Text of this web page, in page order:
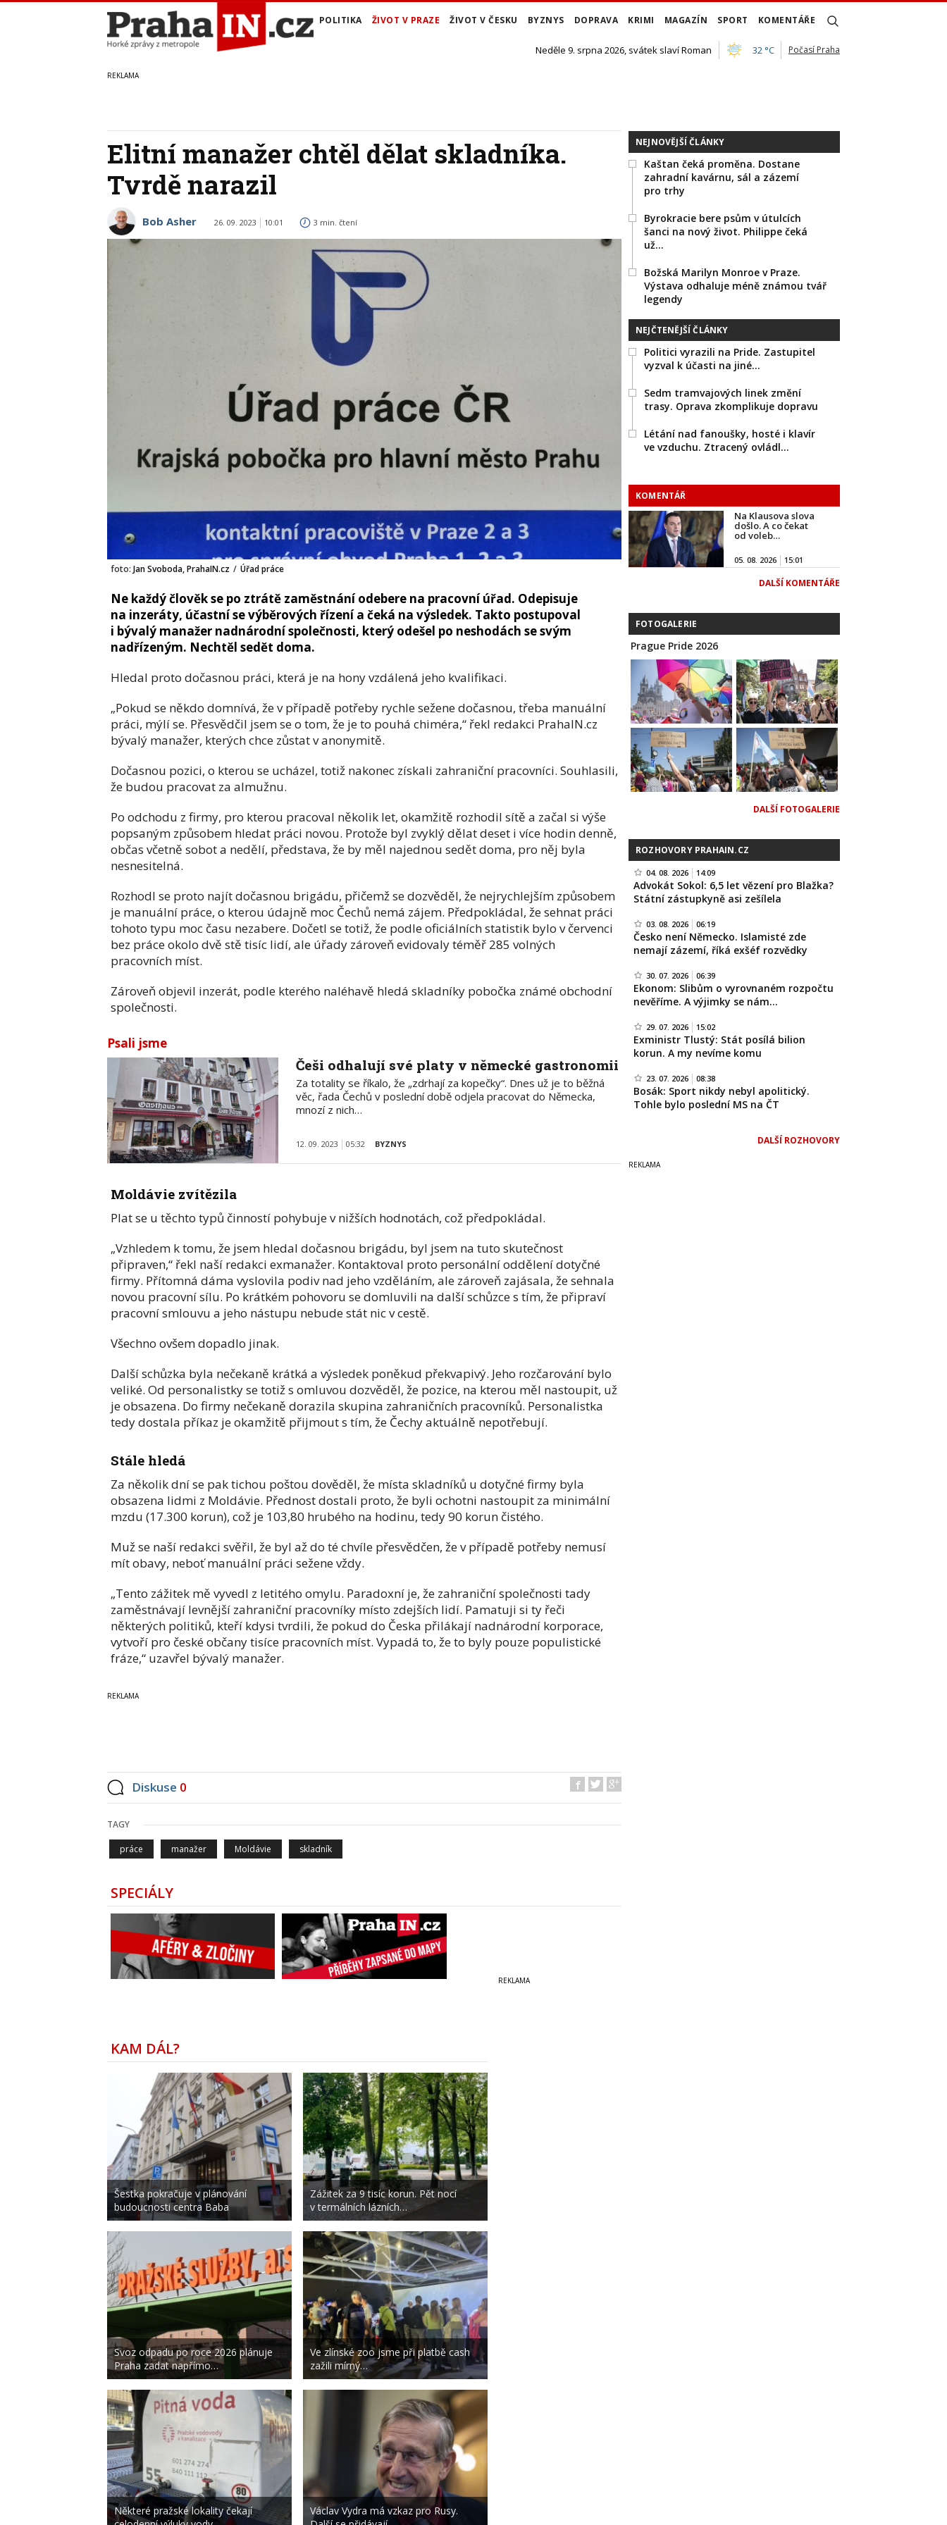
POLITIKA ŽIVOT V PRAZE ŽIVOT V ČESKU BYZNYS DOPRAVA KRIMI MAGAZÍN SPORT KOMENTÁŘE
Neděle 9. srpna 2026, svátek slaví Roman 32 °C Počasí Praha
Elitní manažer chtěl dělat skladníka.
Tvrdě narazil
Bob Asher 26. 09. 2023 10:01 3 min. čtení
foto: Jan Svoboda, PrahaIN.cz / Úřad práce
Ne každý člověk se po ztrátě zaměstnání odebere na pracovní úřad. Odepisuje
na inzeráty, účastní se výběrových řízení a čeká na výsledek. Takto postupoval
i bývalý manažer nadnárodní společnosti, který odešel po neshodách se svým
nadřízeným. Nechtěl sedět doma.
Hledal proto dočasnou práci, která je na hony vzdálená jeho kvalifikaci.
„Pokud se někdo domnívá, že v případě potřeby rychle sežene dočasnou, třeba manuální
práci, mýlí se. Přesvědčil jsem se o tom, že je to pouhá chiméra,“ řekl redakci PrahaIN.cz
bývalý manažer, kterých chce zůstat v anonymitě.
Dočasnou pozici, o kterou se ucházel, totiž nakonec získali zahraniční pracovníci. Souhlasili,
že budou pracovat za almužnu.
Po odchodu z firmy, pro kterou pracoval několik let, okamžitě rozhodil sítě a začal si výše
popsaným způsobem hledat práci novou. Protože byl zvyklý dělat deset i více hodin denně,
občas včetně sobot a nedělí, představa, že by měl najednou sedět doma, pro něj byla
nesnesitelná.
Rozhodl se proto najít dočasnou brigádu, přičemž se dozvěděl, že nejrychlejším způsobem
je manuální práce, o kterou údajně moc Čechů nemá zájem. Předpokládal, že sehnat práci
tohoto typu moc času nezabere. Dočetl se totiž, že podle oficiálních statistik bylo v červenci
bez práce okolo dvě stě tisíc lidí, ale úřady zároveň evidovaly téměř 285 volných
pracovních míst.
Zároveň objevil inzerát, podle kterého naléhavě hledá skladníky pobočka známé obchodní
společnosti.
Psali jsme
Češi odhalují své platy v německé gastronomii
Za totality se říkalo, že „zdrhají za kopečky“. Dnes už je to běžná
věc, řada Čechů v poslední době odjela pracovat do Německa,
mnozí z nich…
12. 09. 2023 05:32 BYZNYS
Moldávie zvítězila
Plat se u těchto typů činností pohybuje v nižších hodnotách, což předpokládal.
„Vzhledem k tomu, že jsem hledal dočasnou brigádu, byl jsem na tuto skutečnost
připraven,“ řekl naší redakci exmanažer. Kontaktoval proto personální oddělení dotyčné
firmy. Přítomná dáma vyslovila podiv nad jeho vzděláním, ale zároveň zajásala, že sehnala
novou pracovní sílu. Po krátkém pohovoru se domluvili na další schůzce s tím, že připraví
pracovní smlouvu a jeho nástupu nebude stát nic v cestě.
Všechno ovšem dopadlo jinak.
Další schůzka byla nečekaně krátká a výsledek poněkud překvapivý. Jeho rozčarování bylo
veliké. Od personalistky se totiž s omluvou dozvěděl, že pozice, na kterou měl nastoupit, už
je obsazena. Do firmy nečekaně dorazila skupina zahraničních pracovníků. Personalistka
tedy dostala příkaz je okamžitě přijmout s tím, že Čechy aktuálně nepotřebují.
Stále hledá
Za několik dní se pak tichou poštou dověděl, že místa skladníků u dotyčné firmy byla
obsazena lidmi z Moldávie. Přednost dostali proto, že byli ochotni nastoupit za minimální
mzdu (17.300 korun), což je 103,80 hrubého na hodinu, tedy 90 korun čistého.
Muž se naší redakci svěřil, že byl až do té chvíle přesvědčen, že v případě potřeby nemusí
mít obavy, neboť manuální práci sežene vždy.
„Tento zážitek mě vyvedl z letitého omylu. Paradoxní je, že zahraniční společnosti tady
zaměstnávají levnější zahraniční pracovníky místo zdejších lidí. Pamatuji si ty řeči
některých politiků, kteří kdysi tvrdili, že pokud do Česka přilákají nadnárodní korporace,
vytvoří pro české občany tisíce pracovních míst. Vypadá to, že to byly pouze populistické
fráze,“ uzavřel bývalý manažer.
Diskuse 0
TAGY
práce manažer Moldávie skladník
SPECIÁLY
NEJNOVĚJŠÍ ČLÁNKY
Kaštan čeká proměna. Dostane
zahradní kavárnu, sál a zázemí
pro trhy
Byrokracie bere psům v útulcích
šanci na nový život. Philippe čeká
už…
Božská Marilyn Monroe v Praze.
Výstava odhaluje méně známou tvář
legendy
NEJČTENĚJŠÍ ČLÁNKY
Politici vyrazili na Pride. Zastupitel
vyzval k účasti na jiné…
Sedm tramvajových linek změní
trasy. Oprava zkomplikuje dopravu
Létání nad fanoušky, hosté i klavír
ve vzduchu. Ztracený ovládl…
KOMENTÁŘ
Na Klausova slova
došlo. A co čekat
od voleb…
05. 08. 2026 15:01
DALŠÍ KOMENTÁŘE
FOTOGALERIE
Prague Pride 2026
DALŠÍ FOTOGALERIE
ROZHOVORY PRAHAIN.CZ
04. 08. 2026 14:09
Advokát Sokol: 6,5 let vězení pro Blažka?
Státní zástupkyně asi zešílela
03. 08. 2026 06:19
Česko není Německo. Islamisté zde
nemají zázemí, říká exšéf rozvědky
30. 07. 2026 06:39
Ekonom: Slibům o vyrovnaném rozpočtu
nevěříme. A výjimky se nám…
29. 07. 2026 15:02
Exministr Tlustý: Stát posílá bilion
korun. A my nevíme komu
23. 07. 2026 08:38
Bosák: Sport nikdy nebyl apolitický.
Tohle bylo poslední MS na ČT
DALŠÍ ROZHOVORY
KAM DÁL?
Šestka pokračuje v plánování
budoucnosti centra Baba
Svoz odpadu po roce 2026 plánuje
Praha zadat napřímo…
Některé pražské lokality čekají
Zážitek za 9 tisíc korun. Pět nocí
v termálních lázních…
Ve zlínské zoo jsme při platbě cash
zažili mírný…
Václav Vydra má vzkaz pro Rusy.